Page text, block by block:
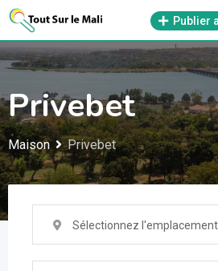
Aller
contenu
Publier
Privebet
Maison Privebet
Sélectionnez l'emplacement